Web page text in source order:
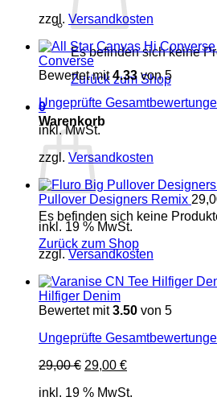
Es befinden sich keine
Zurück zum Shop
0
Warenkorb
Es befinden sich keine
Zurück zum Shop
zzgl. Versandkosten
Converse
Bewertet mit4.33 von 5
Ungeprüfte
inkl. MwSt.
zzgl. Versandkosten
Pullover Designers Remix
inkl. 19 % MwSt.
zzgl.Versandkosten
Hilfiger Denim
Bewertet mit3.50 von 5
Ungeprüfte
29,00€ Ursprünglicher
war:
29,00 €Aktueller
ist:
inkl. 19 % MwSt.